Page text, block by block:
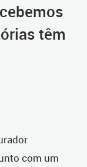
têm
com um